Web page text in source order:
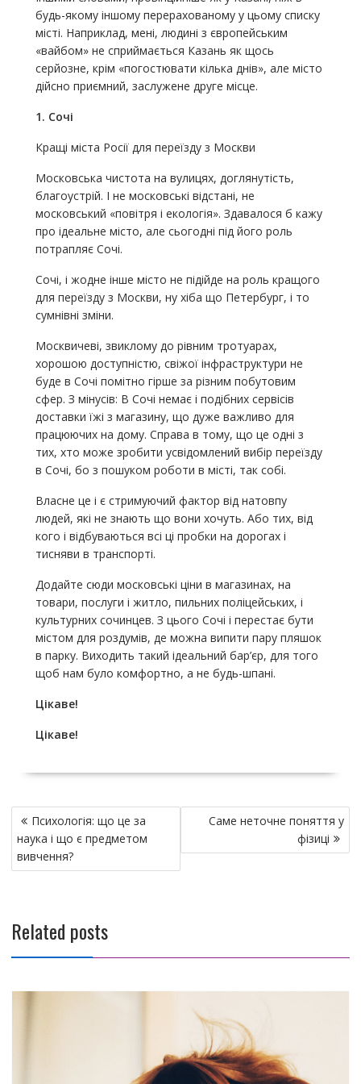
будь-якому іншому перерахованому у цьому списку
місті. Наприклад, мені, людині з європейським
«вайбом» не сприймається Казань як щось
серйозне, крім «погостювати кілька днів», але місто
дійсно приємний, заслужене друге місце.
1. Сочі
Кращі міста Росії для переїзду з Москви
Московська чистота на вулицях, доглянутість,
благоустрій. І не московські відстані, не
московський «повітря і екологія». Здавалося б кажу
про ідеальне місто, але сьогодні під його роль
потрапляє Сочі.
Сочі, і жодне інше місто не підійде на роль кращого
для переїзду з Москви, ну хіба що Петербург, і то
сумнівні зміни.
Москвичеві, звиклому до рівним тротуарах,
хорошою доступністю, свіжої інфраструктури не
буде в Сочі помітно гірше за різним побутовим
сфер. З мінусів: В Сочі немає і подібних сервісів
доставки їжі з магазину, що дуже важливо для
працюючих на дому. Справа в тому, що це одні з
тих, хто може зробити усвідомлений вибір переїзду
в Сочі, бо з пошуком роботи в місті, так собі.
Власне це і є стримуючий фактор від натовпу
людей, які не знають що вони хочуть. Або тих, від
кого і відбуваються всі ці пробки на дорогах і
тисняви в транспорті.
Додайте сюди московські ціни в магазинах, на
товари, послуги і житло, пильних поліцейських, і
культурних сочинцев. З цього Сочі і перестає бути
містом для роздумів, де можна випити пару пляшок
в парку. Виходить такий ідеальний бар’єр, для того
щоб нам було комфортно, а не будь-шпані.
Цікаве!
Цікаве!
Н
а
в
и
а
ц
и
я
Психологія: що це за
наука і що є предметом
вивчення?
Саме неточне поняття у
фізиці
Related posts